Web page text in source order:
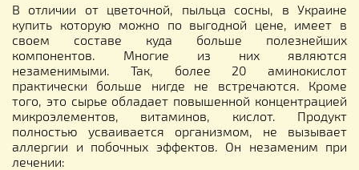
В отличии от цветочной, пыльца сосны, в Украине
купить которую можно по выгодной цене, имеет в
своем составе куда больше полезнейших
компонентов. Многие из них являются
незаменимыми. Так, более 20 аминокислот
практически больше нигде не встречаются. Кроме
того, это сырье обладает повышенной концентрацией
микроэлементов, витаминов, кислот. Продукт
полностью усваивается организмом, не вызывает
аллергии и побочных эффектов. Он незаменим при
лечении: